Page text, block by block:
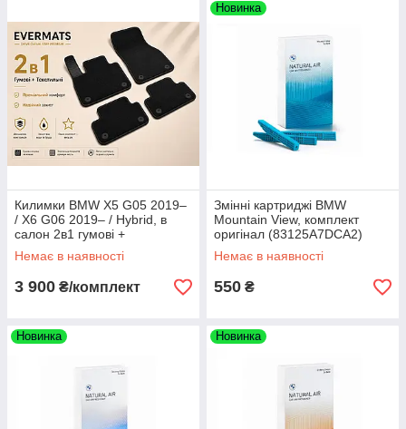
Килимки BMW X5 G05 2019–
/ X6 G06 2019– / Hybrid, в
салон 2в1 гумові +
текстильні, 8 шт. EVERMATS
Чехія (PT221885FL)
Немає в наявності
3 900 ₴/комплект
Новинка
Змінні картриджі BMW
Mountain View, комплект
оригінал (83125A7DCA2)
Немає в наявності
550 ₴
Новинка Новинка